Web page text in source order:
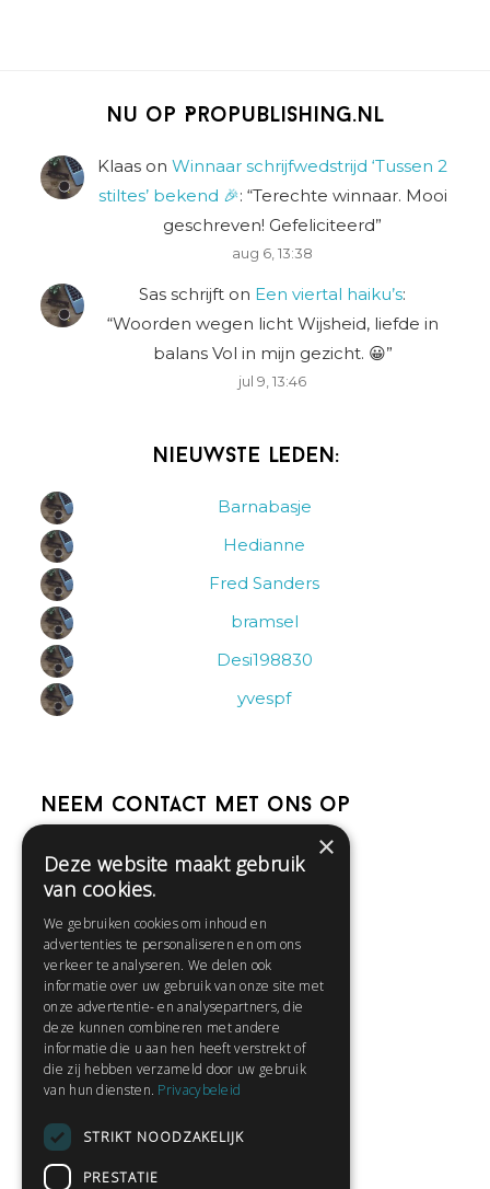
Nu op Propublishing.nl
Klaas on Winnaar schrijfwedstrijd ‘Tussen 2
stiltes’ bekend 🎉: “Terechte winnaar. Mooi
geschreven! Gefeliciteerd”
aug 6, 13:38
Sas schrijft on Een viertal haiku’s:
“Woorden wegen licht Wijsheid, liefde in
balans Vol in mijn gezicht. 😀”
jul 9, 13:46
Nieuwste leden:
Barnabasje
Hedianne
Fred Sanders
bramsel
Desi198830
yvespf
Neem contact met ons op
Help
Contact
Huisregels
Snel naar:
Gratis aanmelden
Privacybeleid
×
Deze website maakt gebruik
van cookies.
We gebruiken cookies om inhoud en
advertenties te personaliseren en om ons
verkeer te analyseren. We delen ook
informatie over uw gebruik van onze site met
onze advertentie- en analysepartners, die
deze kunnen combineren met andere
informatie die u aan hen heeft verstrekt of
die zij hebben verzameld door uw gebruik
van hun diensten. Privacybeleid
STRIKT NOODZAKELIJK
PRESTATIE